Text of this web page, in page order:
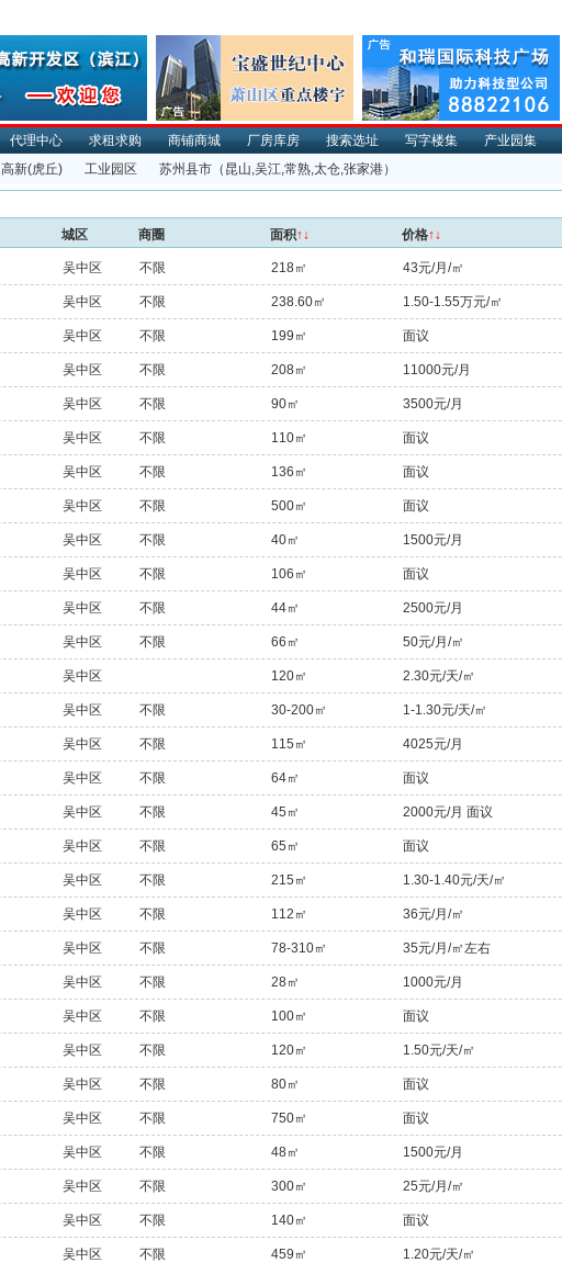
代理中心 求租求购 商铺商城 厂房库房 搜索选址 写字楼集 产业园集
高新(虎丘) 工业园区 苏州县市 （昆山,吴江,常熟,太仓,张家港）
城区 商圈 面积↑↓ 价格↑↓
吴中区 不限 218㎡ 43元/月/㎡
吴中区 不限 238.60㎡ 1.50-1.55万元/㎡
吴中区 不限 199㎡ 面议
吴中区 不限 208㎡ 11000元/月
吴中区 不限 90㎡ 3500元/月
吴中区 不限 110㎡ 面议
吴中区 不限 136㎡ 面议
吴中区 不限 500㎡ 面议
吴中区 不限 40㎡ 1500元/月
吴中区 不限 106㎡ 面议
吴中区 不限 44㎡ 2500元/月
吴中区 不限 66㎡ 50元/月/㎡
吴中区 120㎡ 2.30元/天/㎡
吴中区 不限 30-200㎡ 1-1.30元/天/㎡
吴中区 不限 115㎡ 4025元/月
吴中区 不限 64㎡ 面议
吴中区 不限 45㎡ 2000元/月 面议
吴中区 不限 65㎡ 面议
吴中区 不限 215㎡ 1.30-1.40元/天/㎡
吴中区 不限 112㎡ 36元/月/㎡
吴中区 不限 78-310㎡ 35元/月/㎡左右
吴中区 不限 28㎡ 1000元/月
吴中区 不限 100㎡ 面议
吴中区 不限 120㎡ 1.50元/天/㎡
吴中区 不限 80㎡ 面议
吴中区 不限 750㎡ 面议
吴中区 不限 48㎡ 1500元/月
吴中区 不限 300㎡ 25元/月/㎡
吴中区 不限 140㎡ 面议
吴中区 不限 459㎡ 1.20元/天/㎡